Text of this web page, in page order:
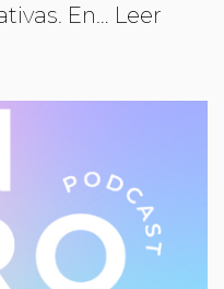
En… Leer